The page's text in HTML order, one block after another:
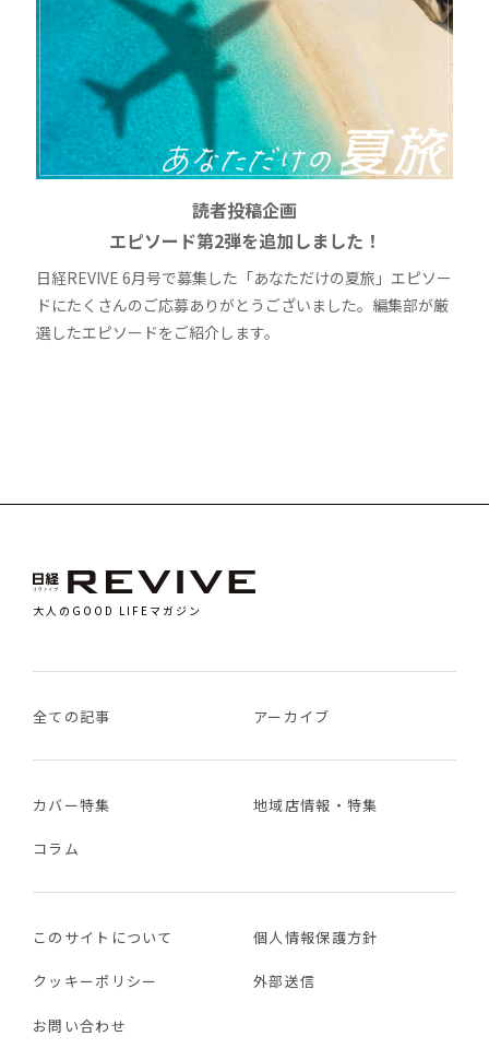
読者投稿企画
エピソード第2弾を追加しました！
日経REVIVE 6月号で募集した「あなただけの夏旅」エピソー
ドにたくさんのご応募ありがとうございました。編集部が厳
選したエピソードをご紹介します。
大人のGOOD LIFEマガジン
全ての記事 アーカイブ
カバー特集 地域店情報・特集
コラム
このサイトについて 個人情報保護方針
クッキーポリシー 外部送信
お問い合わせ